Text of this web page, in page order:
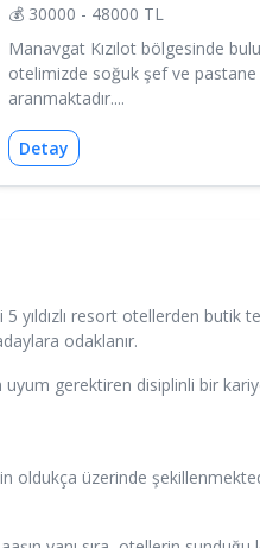
💰 30000 - 48000 TL
Manavgat Kızılot bölgesinde
otelimizde soğuk şef ve pastane
aranmaktadır....
Detay
yıldızlı resort otellerden butik
odaklanır.
gerektiren disiplinli bir
oldukça üzerinde